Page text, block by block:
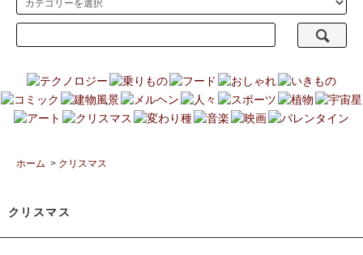
ホーム > クリスマス
クリスマス